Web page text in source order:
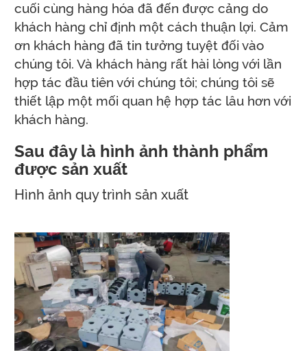
cuối cùng hàng hóa đã đến được cảng do
khách hàng chỉ định một cách thuận lợi. Cảm
ơn khách hàng đã tin tưởng tuyệt đối vào
chúng tôi. Và khách hàng rất hài lòng với lần
hợp tác đầu tiên với chúng tôi; chúng tôi sẽ
thiết lập một mối quan hệ hợp tác lâu hơn với
khách hàng.
Sau đây là hình ảnh thành phẩm
được sản xuất
Hình ảnh quy trình sản xuất